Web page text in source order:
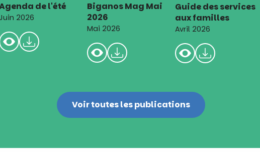
de l'été
2026
Biganos Mag Mai
2026
Mai 2026
Guide des services
aux familles
Avril 2026
Voir toutes les publications